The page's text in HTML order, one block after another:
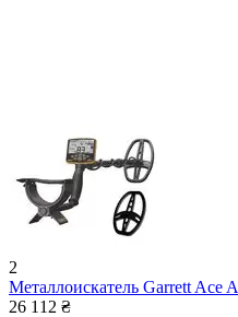
2
Металлоискатель Garrett Ace
26 112 ₴